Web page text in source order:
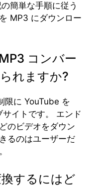
簡単な手順に従う
MP3 にダウンロー
コンバー
れますか?
限に YouTube を
イトです。 エンド
のビデオをダウン
るのはユーザーだ
するにはど